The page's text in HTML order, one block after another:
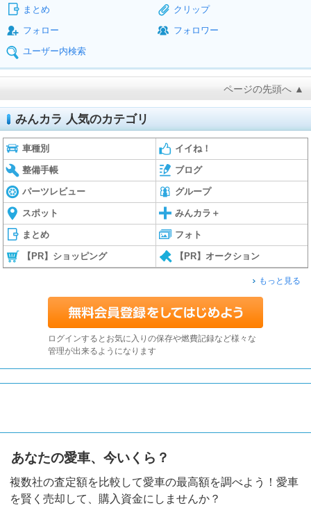
まとめ
クリップ
フォロー
フォロワー
ユーザー内検索
ページの先頭へ ▲
みんカラ 人気のカテゴリ
車種別 イイね！
整備手帳 ブログ
パーツレビュー グループ
スポット みんカラ＋
まとめ フォト
【PR】ショッピング 【PR】オークション
もっと見る
ログインするとお気に入りの保存や燃費記録など様々な
管理が出来るようになります
あなたの愛車、今いくら？
複数社の査定額を比較して愛車の最高額を調べよう！愛車
を賢く売却して、購入資金にしませんか？